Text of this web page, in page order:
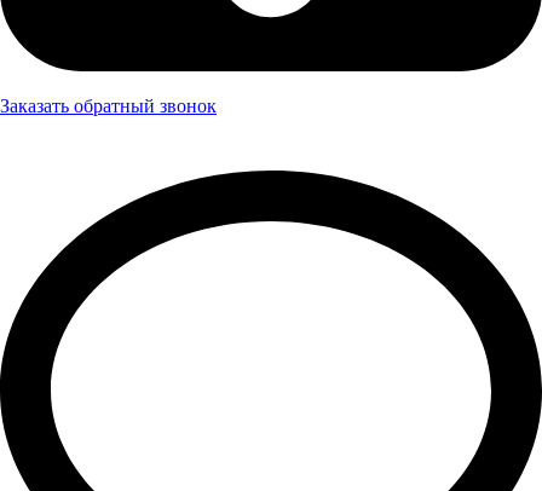
Заказать обратный звонок